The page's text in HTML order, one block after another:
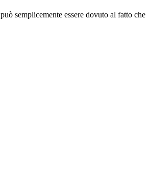
può semplicemente essere dovuto al fatto che